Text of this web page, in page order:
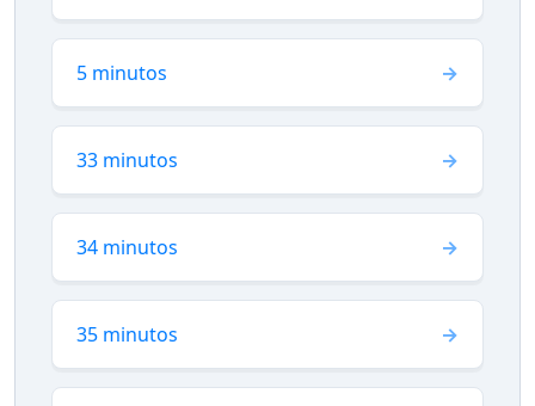
5 minutos
33 minutos
34 minutos
35 minutos